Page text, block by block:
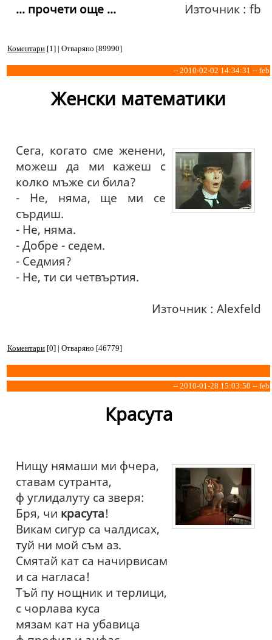
Източник : fb
... прочети още ...
Коментари [1] | Отваряно [89990]
-- 2010-02-02 14:34:31 -- feb
Женски математики
Сега, когато сме женени,
можеш да ми кажеш с
колко мъже си била?
- Не, няма, ще ми се
сърдиш.
- Не, няма.
- Добре - седем.
- Седмия?
- Не, ти си четвъртия.
Източник : Alexfeld
Коментари [0] | Отваряно [46779]
-- 2010-01-28 15:03:50 -- feb
Красута
Нищу нямаши ми фчера,
ставам сутранта,
ф углидалуту са зверя:
Бря, чи красута!
Викам сигур са чалдисах,
туй ни мой съм аз.
Смятай кат са начирвисам
и са нагласа!
Тъй пу нощник и терлици,
с чорлава куса
мязам кат на убавица